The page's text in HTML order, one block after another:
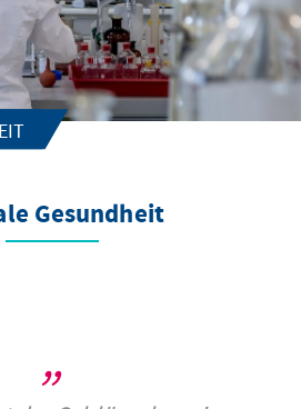
Gesundheit